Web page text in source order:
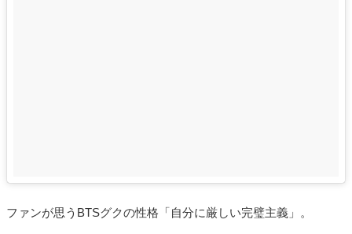
ファンが思うBTSグクの性格「自分に厳しい完璧主義」。